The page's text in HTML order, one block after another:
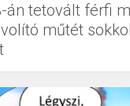
án tetovált férfi
műtét